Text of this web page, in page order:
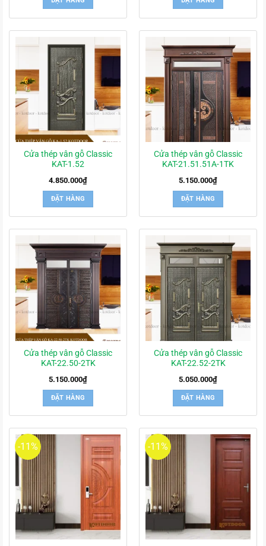
Cửa thép vân gỗ Classic
KAT-1.52
4.850.000₫
ĐẶT HÀNG
Cửa thép vân gỗ Classic
KAT-21.51.51A-1TK
5.150.000₫
ĐẶT HÀNG
Cửa thép vân gỗ Classic
KAT-22.50-2TK
5.150.000₫
ĐẶT HÀNG
Cửa thép vân gỗ Classic
KAT-22.52-2TK
5.050.000₫
ĐẶT HÀNG
-11% -11%